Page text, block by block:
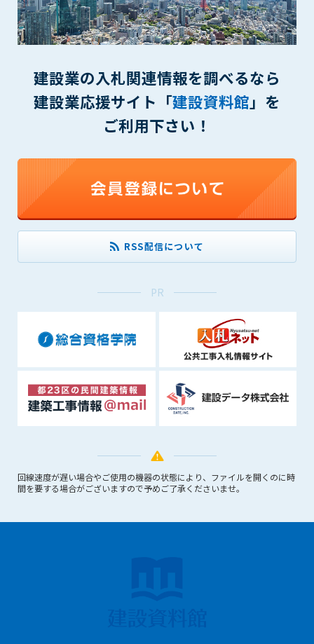
建設業の入札関連情報を調べるなら
建設業応援サイト「建設資料館」を
ご利用下さい！
RSS配信について
PR
回線速度が遅い場合やご使用の機器の状態により、ファイルを開くのに時
間を要する場合がございますので予めご了承くださいませ。
(5) 第三者に不利益を与える行為
(6) 管理者が承認していない営利を目的とした行為
(7) 公序良俗に反する行為
(9) その他、法律に反する行為
(10) 建設資料館から知り得た情報及びダウンロードした情報
を、営利を目的として第三者に転売し、または転売のため
に第三者に提供すること
管理者は、会員が登録した内容が以下に該当する、またはその
恐れのあるものは、会員の承諾なく削除できるものとします。
(1) 登録されている情報が、第6条の定める禁止事項に該当する
と管理者が、判断した場合
(2) 建設資料館の運営および保守管理上、必要と判断した場合
(3) 広告掲載料金の支払が遅延した場合
(4) その他、管理者が不適当と判断した場合
第8条（サービスの変更・中止等）
管理者は、会員の承諾なく、本サービス内容の変更(新規追加、
廃止を含み)し、本サービスの運営を中止または廃止することが
できるものとします。これに起因する会員または他の第三者が
被った損害について管理者は､一切の責任をも負わないものと
します。
第9条（会員の個人情報）
会員の氏名、住所、性別、年齢、メールアドレスその他本サー
ビスの提供に関連して管理者が知り得た会員の個人情報（以下
する場合を除き、第三者に開示または提供しないものとしま
す。
(1) 会員が、自己の個人情報の開示に事前に同意している場合
者に提供する場合